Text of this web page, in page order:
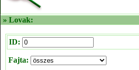
» Lovak:
ID:
Fajta: